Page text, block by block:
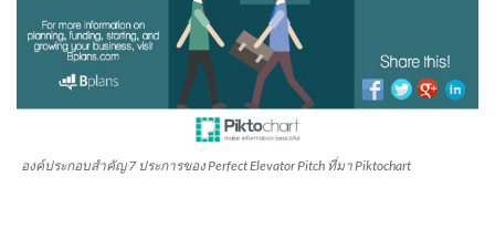
องค์ประกอบสำคัญ 7 ประการของ Perfect Elevator Pitch ที่มา Piktochart